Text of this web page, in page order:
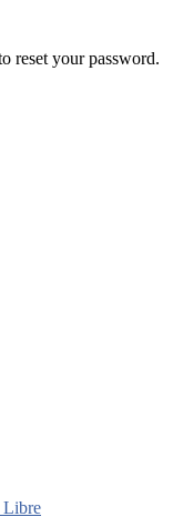
reset your password.
Libre